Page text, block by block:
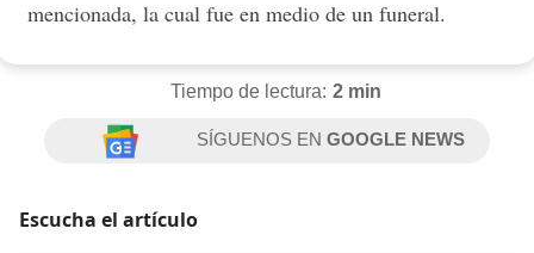
mencionada, la cual fue en medio de un funeral.
Tiempo de lectura: 2 min
SÍGUENOS ENGOOGLE NEWS
Escucha el artículo